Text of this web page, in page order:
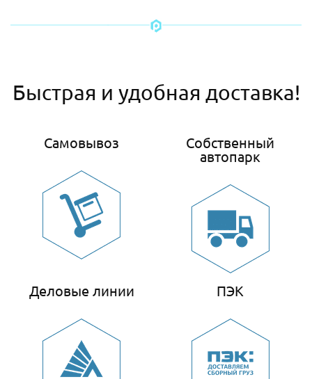
Быстрая и удобная доставка!
Самовывоз
Собственный
автопарк
Деловые линии ПЭК